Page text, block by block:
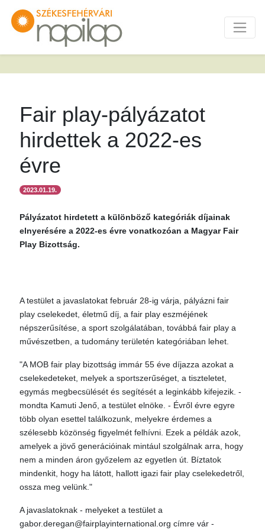
Fair play-pályázatot
hirdettek a 2022-es
évre
2023.01.19.
Pályázatot hirdetett a különböző kategóriák díjainak
elnyerésére a 2022-es évre vonatkozóan a Magyar Fair
Play Bizottság.
A testület a javaslatokat február 28-ig várja, pályázni fair
play cselekedet, életmű díj, a fair play eszméjének
népszerűsítése, a sport szolgálatában, továbbá fair play a
művészetben, a tudomány területén kategóriában lehet.
"A MOB fair play bizottság immár 55 éve díjazza azokat a
cselekedeteket, melyek a sportszerűséget, a tiszteletet,
egymás megbecsülését és segítését a leginkább kifejezik. -
mondta Kamuti Jenő, a testület elnöke. - Évről évre egyre
több olyan esettel találkozunk, melyekre érdemes a
szélesebb közönség figyelmét felhívni. Ezek a példák azok,
amelyek a jövő generációinak mintául szolgálnak arra, hogy
nem a minden áron győzelem az egyetlen út. Bíztatok
mindenkit, hogy ha látott, hallott igazi fair play cselekedetről,
ossza meg velünk."
A javaslatoknak - melyeket a testület a
gabor.deregan@fairplayinternational.org címre vár -